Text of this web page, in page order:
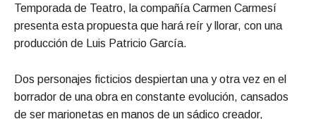
Temporada de Teatro, la compañía Carmen Carmesí
presenta esta propuesta que hará reír y llorar, con una
producción de Luis Patricio García.
Dos personajes ficticios despiertan una y otra vez en el
borrador de una obra en constante evolución, cansados
de ser marionetas en manos de un sádico creador,